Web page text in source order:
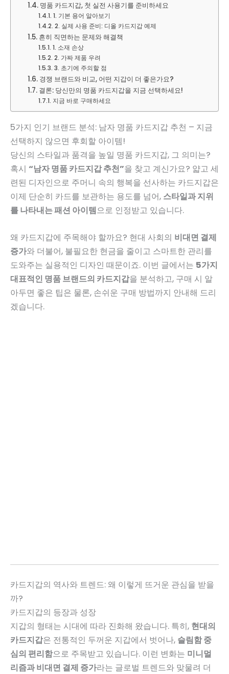
명품 카드지갑, 첫 실전 사용기를 준비하세요
1. 기본 용어 알아보기
2. 실제 사용 준비: 디올 카드지갑 예제
흔히 직면하는 문제와 해결책
1. 소재 손상
2. 가짜 제품 우려
3. 초기에 주의할 점
경쟁 브랜드와 비교, 어떤 지갑이 더 좋은가요?
결론: 당신만의 명품 카드지갑을 지금 선택하세요!
지금 바로 구매하세요
5가지 인기 브랜드 분석: 남자 명품 카드지갑 추천 – 지금
선택하지 않으면 후회할 아이템!
당신의 스타일과 품격을 높일 명품 카드지갑, 그 의미는?
혹시 “남자 명품 카드지갑 추천”을 찾고 계신가요? 얇고 세
련된 디자인으로 주머니 속의 행복을 선사하는 카드지갑은
이제 단순히 카드를 보관하는 용도를 넘어, 스타일과 지위
를 나타내는 패션 아이템으로 인정받고 있습니다.
왜 카드지갑에 주목해야 할까요? 현대 사회의 비대면 결제
증가와 더불어, 불필요한 현금을 줄이고 스마트한 관리를
도와주는 실용적인 디자인 때문이죠. 이번 글에서는 5가지
대표적인 명품 브랜드의 카드지갑을 분석하고, 구매 시 알
아두면 좋은 팁은 물론, 손쉬운 구매 방법까지 안내해 드리
겠습니다.
카드지갑의 역사와 트렌드: 왜 이렇게 뜨거운 관심을 받을
까?
카드지갑의 등장과 성장
지갑의 형태는 시대에 따라 진화해 왔습니다. 특히, 현대의
카드지갑은 전통적인 두꺼운 지갑에서 벗어나, 슬림함 중
심의 편리함으로 주목받고 있습니다. 이런 변화는 미니멀
리즘과 비대면 결제 증가라는 글로벌 트렌드와 맞물려 더